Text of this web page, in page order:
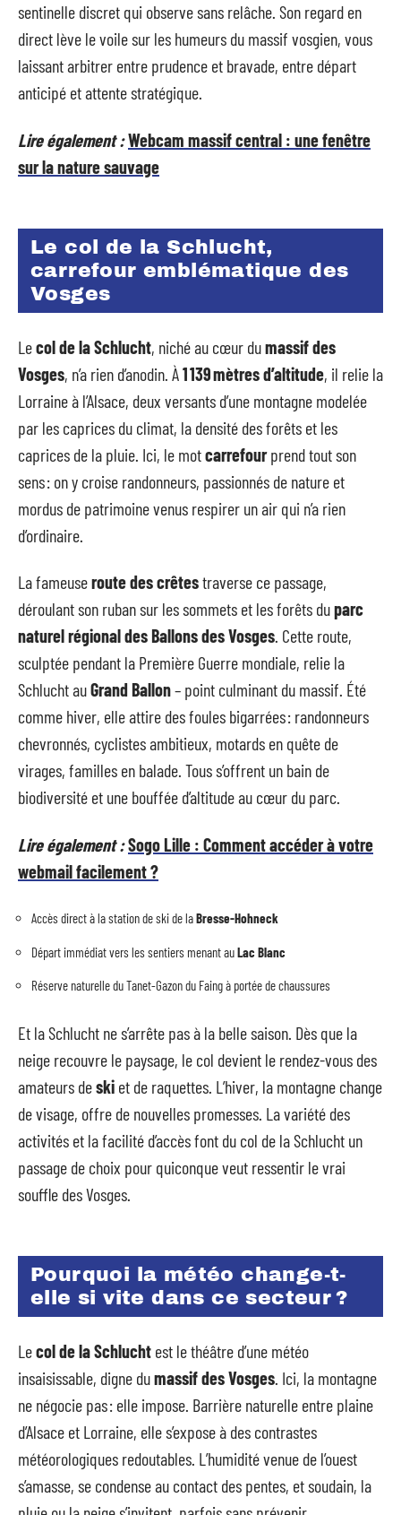
sentinelle discret qui observe sans relâche. Son regard en
direct lève le voile sur les humeurs du massif vosgien, vous
laissant arbitrer entre prudence et bravade, entre départ
anticipé et attente stratégique.
Lire également :Webcam massif central : une fenêtre
sur la nature sauvage
Le col de la Schlucht,
carrefour emblématique des
Vosges
Lecol de la Schlucht, niché au cœur dumassif des
Vosges, n’a rien d’anodin. À1 139 mètres d’altitude, il relie la
Lorraine à l’Alsace, deux versants d’une montagne modelée
par les caprices du climat, la densité des forêts et les
caprices de la pluie. Ici, le motcarrefourprend tout son
sens : on y croise randonneurs, passionnés de nature et
mordus de patrimoine venus respirer un air qui n’a rien
d’ordinaire.
La fameuseroute des crêtestraverse ce passage,
déroulant son ruban sur les sommets et les forêts duparc
naturel régional des Ballons des Vosges. Cette route,
sculptée pendant la Première Guerre mondiale, relie la
Schlucht auGrand Ballon– point culminant du massif. Été
comme hiver, elle attire des foules bigarrées : randonneurs
chevronnés, cyclistes ambitieux, motards en quête de
virages, familles en balade. Tous s’offrent un bain de
biodiversité et une bouffée d’altitude au cœur du parc.
Lire également :Sogo Lille : Comment accéder à votre
webmail facilement ?
Accès direct à la station de ski de laBresse-Hohneck
Départ immédiat vers les sentiers menant auLac Blanc
Réserve naturelle du Tanet-Gazon du Faing à portée de chaussures
Et la Schlucht ne s’arrête pas à la belle saison. Dès que la
neige recouvre le paysage, le col devient le rendez-vous des
amateurs deski et de raquettes. L’hiver, la montagne change
de visage, offre de nouvelles promesses. La variété des
activités et la facilité d’accès font du col de la Schlucht un
passage de choix pour quiconque veut ressentir le vrai
souffle des Vosges.
Pourquoi la météo change-t-
elle si vite dans ce secteur ?
Lecol de la Schlucht est le théâtre d’une météo
insaisissable, digne dumassif des Vosges . Ici, la montagne
ne négocie pas : elle impose. Barrière naturelle entre plaine
d’Alsace et Lorraine, elle s’expose à des contrastes
météorologiques redoutables. L’humidité venue de l’ouest
s’amasse, se condense au contact des pentes, et soudain, la